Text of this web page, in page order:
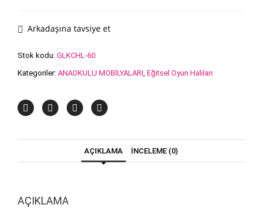
cmArkadaşına tavsiye et
Stok kodu: GLKCHL-60
Kategoriler: ANAOKULU MOBİLYALARI Eğitsel Oyun Halıları
AÇIKLAMA İNCELEME (0)
AÇIKLAMA